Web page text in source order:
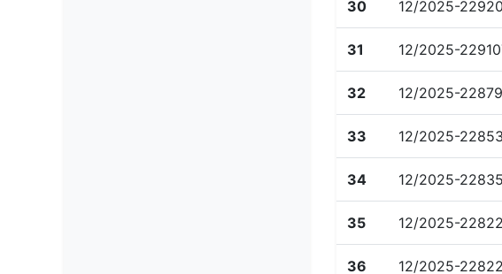
30 12/2025-
31 12/2025-
32 12/2025-
33 12/2025-
34 12/2025-
35 12/2025-
36 12/2025-